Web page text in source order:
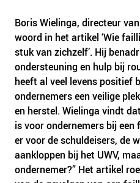
Boris Wielinga, directeur
woord in het artikel ‘Wie
stuk van zichzelf’. Hij
ondersteuning en hulp bij
heeft al veel levens positief
ondernemers een veilige
en herstel. Wielinga vindt
is voor ondernemers bij
er voor de schuldeisers, de
aankloppen bij het UWV,
ondernemer?” Het artikel